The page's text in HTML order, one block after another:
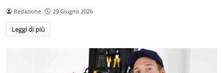
Redazione 29 Giugno 2026
Leggi di più